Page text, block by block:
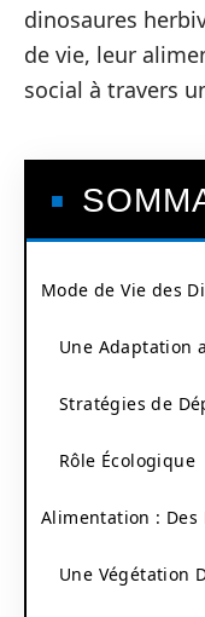
dinosaures
de vie, leur
social à travers
Mode de Vie des
Une Adaptation
Stratégies de
Rôle Écologique
Alimentation : Des
Une Végétation